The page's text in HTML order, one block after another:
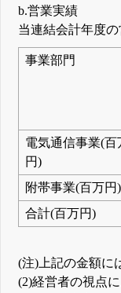
b.営業実績
当連結会計年度
事業部門
電気通信事業(百
円)
附帯事業(百万円)
合計(百万円)
(注)上記の金額に
(2)経営者の視点